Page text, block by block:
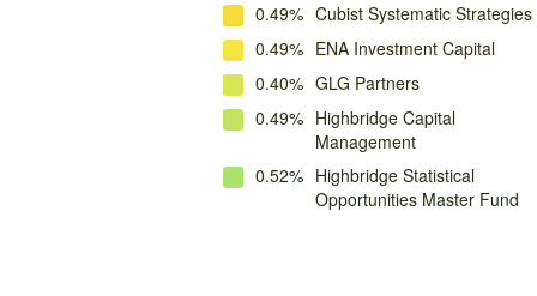
0.49% Cubist Systematic Strategies
0.49% ENA Investment Capital
0.40% GLG Partners
0.49% Highbridge Capital
Management
0.52% Highbridge Statistical
Opportunities Master Fund